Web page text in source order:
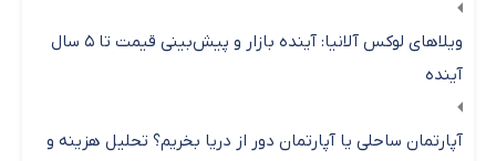
ویلاهای لوکس آلانیا: آینده بازار و پیش‌بینی قیمت تا ۵ سال
آینده
آپارتمان ساحلی یا آپارتمان دور از دریا بخریم؟ تحلیل هزینه و